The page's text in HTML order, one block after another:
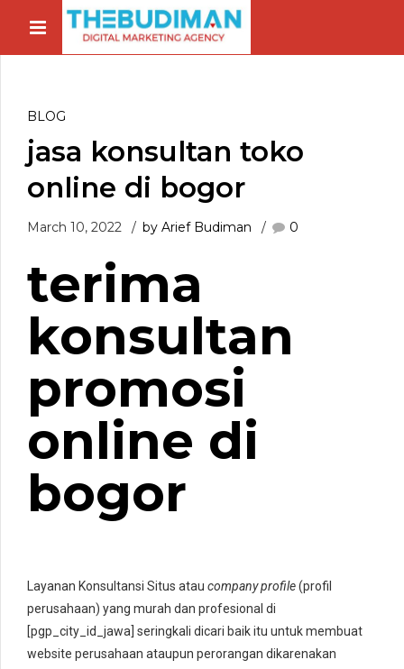
BLOG
jasa konsultan toko
online di bogor
March 10, 2022 by Arief Budiman 0
terima
konsultan
promosi
online di
bogor
Layanan Konsultansi Situs atau company profile(profil
perusahaan) yang murah dan profesional di
[pgp_city_id_jawa] seringkali dicari baik itu untuk membuat
website perusahaan ataupun perorangan dikarenakan